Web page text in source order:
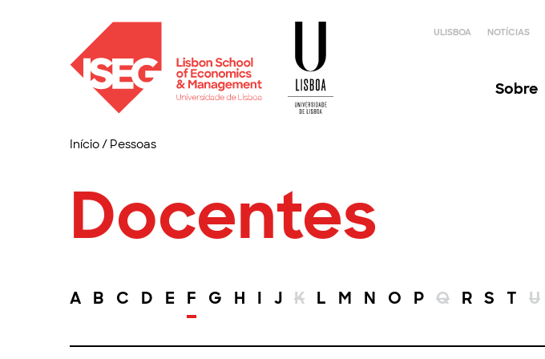
ULISBOA NOTÍCIAS
Sobre
Início/ Pessoas
Docentes
A B C D E F G H I J K L M N O P Q R S T U